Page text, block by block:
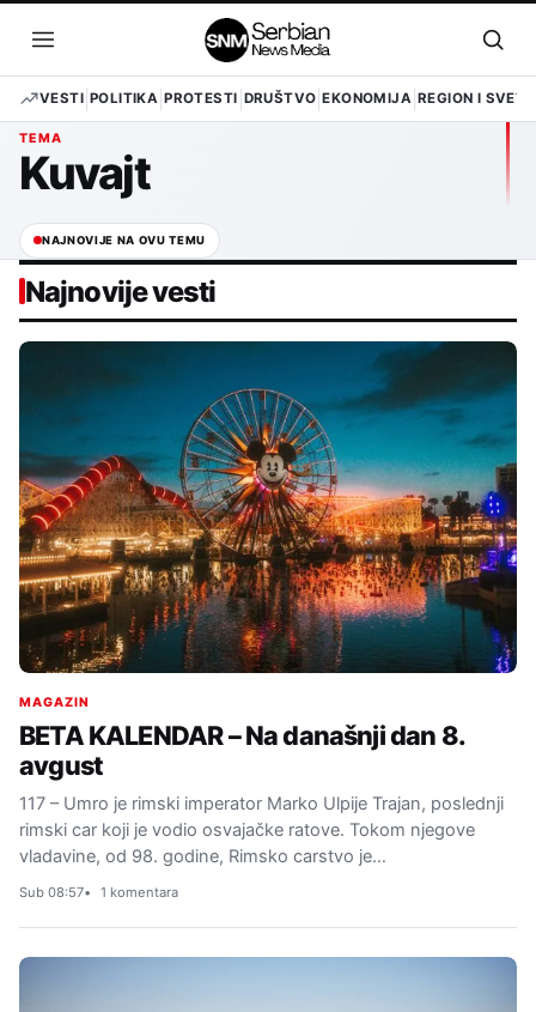
sadržaj
Otvori
meni
VESTI POLITIKA PROTESTI DRUŠTVO EKONOMIJA REGION I SVET
TEMA
Kuvajt
NAJNOVIJE NA OVU TEMU
Najnovije vesti
MAGAZIN
BETA KALENDAR – Na današnji dan 8.
avgust
117 – Umro je rimski imperator Marko Ulpije Trajan, poslednji
rimski car koji je vodio osvajačke ratove. Tokom njegove
vladavine, od 98. godine, Rimsko carstvo je…
Sub 08:57 1 komentara